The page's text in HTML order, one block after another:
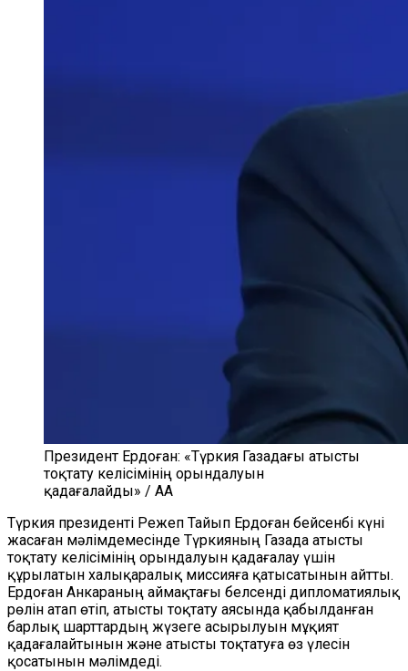
Президент Ердоған: «Түркия Газадағы атысты
тоқтату келісімінің орындалуын
қадағалайды» / AA
Түркия президенті Режеп Тайып Ердоған бейсенбі күні
жасаған мәлімдемесінде Түркияның Газада атысты
тоқтату келісімінің орындалуын қадағалау үшін
құрылатын халықаралық миссияға қатысатынын айтты.
Ердоған Анкараның аймақтағы белсенді дипломатиялық
рөлін атап өтіп, атысты тоқтату аясында қабылданған
барлық шарттардың жүзеге асырылуын мұқият
қадағалайтынын және атысты тоқтатуға өз үлесін
қосатынын мәлімдеді.